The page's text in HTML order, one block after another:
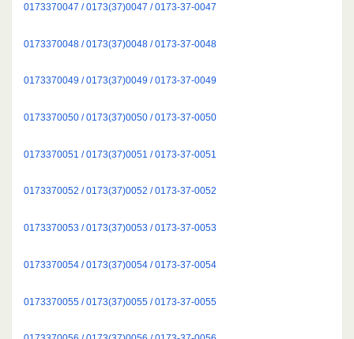
0173370047 / 0173(37)0047 / 0173-37-0047
0173370048 / 0173(37)0048 / 0173-37-0048
0173370049 / 0173(37)0049 / 0173-37-0049
0173370050 / 0173(37)0050 / 0173-37-0050
0173370051 / 0173(37)0051 / 0173-37-0051
0173370052 / 0173(37)0052 / 0173-37-0052
0173370053 / 0173(37)0053 / 0173-37-0053
0173370054 / 0173(37)0054 / 0173-37-0054
0173370055 / 0173(37)0055 / 0173-37-0055